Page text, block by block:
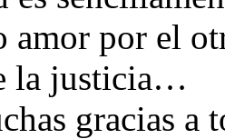
por el
la justicia…
gracias a